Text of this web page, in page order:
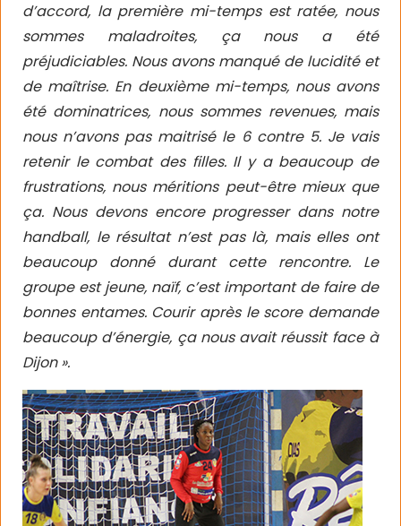
d’accord, la première mi-temps est ratée, nous
sommes maladroites, ça nous a été
préjudiciables. Nous avons manqué de lucidité et
de maîtrise. En deuxième mi-temps, nous avons
été dominatrices, nous sommes revenues, mais
nous n’avons pas maitrisé le 6 contre 5. Je vais
retenir le combat des filles. Il y a beaucoup de
frustrations, nous méritions peut-être mieux que
ça. Nous devons encore progresser dans notre
handball, le résultat n’est pas là, mais elles ont
beaucoup donné durant cette rencontre. Le
groupe est jeune, naïf, c’est important de faire de
bonnes entames. Courir après le score demande
beaucoup d’énergie, ça nous avait réussit face à
Dijon ».